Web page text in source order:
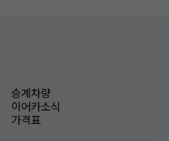
승계차량
이어카소식
가격표